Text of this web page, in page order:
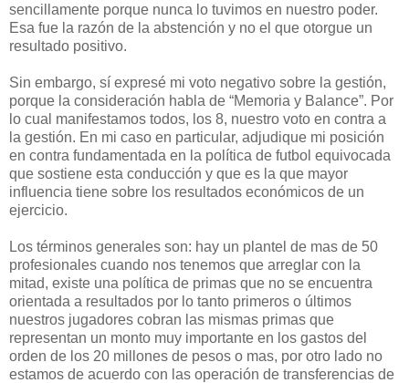
sencillamente porque nunca lo tuvimos en nuestro poder.
Esa fue la razón de la abstención y no el que otorgue un
resultado positivo.
Sin embargo, sí expresé mi voto negativo sobre la gestión,
porque la consideración habla de “Memoria y Balance”. Por
lo cual manifestamos todos, los 8, nuestro voto en contra a
la gestión. En mi caso en particular, adjudique mi posición
en contra fundamentada en la política de futbol equivocada
que sostiene esta conducción y que es la que mayor
influencia tiene sobre los resultados económicos de un
ejercicio.
Los términos generales son: hay un plantel de mas de 50
profesionales cuando nos tenemos que arreglar con la
mitad, existe una política de primas que no se encuentra
orientada a resultados por lo tanto primeros o últimos
nuestros jugadores cobran las mismas primas que
representan un monto muy importante en los gastos del
orden de los 20 millones de pesos o mas, por otro lado no
estamos de acuerdo con las operación de transferencias de